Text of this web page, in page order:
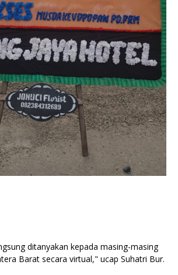
ditanyakan kepada masing-masing
Barat secara virtual," ucap Suhatri Bur.